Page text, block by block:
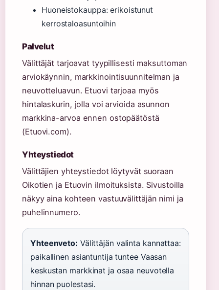
Huoneistokauppa: erikoistunut
kerrostaloasuntoihin
Palvelut
Välittäjät tarjoavat tyypillisesti maksuttoman
arviokäynnin, markkinointisuunnitelman ja
neuvotteluavun. Etuovi tarjoaa myös
hintalaskurin, jolla voi arvioida asunnon
markkina-arvoa ennen ostopäätöstä
(Etuovi.com).
Yhteystiedot
Välittäjien yhteystiedot löytyvät suoraan
Oikotien ja Etuovin ilmoituksista. Sivustoilla
näkyy aina kohteen vastuuvälittäjän nimi ja
puhelinnumero.
Yhteenveto: Välittäjän valinta kannattaa:
paikallinen asiantuntija tuntee Vaasan
keskustan markkinat ja osaa neuvotella
hinnan puolestasi.